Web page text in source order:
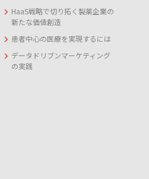
HaaS戦略で切り拓く製薬企業の
新たな価値創造
患者中心の医療を実現するには
データドリブンマーケティング
の実践